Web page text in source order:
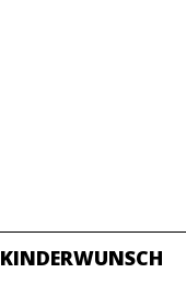
KINDERWUNSCH